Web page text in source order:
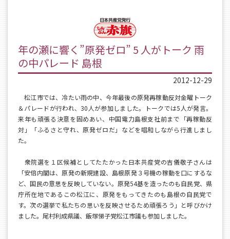
年の瀬に響く”原発ゼロ” 5 人がトーク 雨
の中パレード 島根
2012-12-29
松江市では、冷たい雨の中、今年最後の原発再稼動反対金曜トーク
＆パレードが行われ、30人が参加しました。トークでは5人が発言。
来年も頑張る決意を固めあい、中国電力島根支社前まで「再稼動反
対」「ふるさと守れ、原発ゼロだ」などを唱和しながら行進しまし
た。
衆院選を１区候補としてたたかった日本共産党の吉儀敬子さんは
「安倍内閣は、原発の新規建設、島根原発３号機の稼動を口にするな
ど、国民の意思を反映していない。原発54基を造ったのも自民党、県
庁所在地であるこの松江に、原発をもってきたのも島根の自民党で
す。次の選挙で私たちの思いを反映させるため頑張ろう」と呼びかけ
ました。尾村利成県議、飯塚悌子党松江市議も参加しました。